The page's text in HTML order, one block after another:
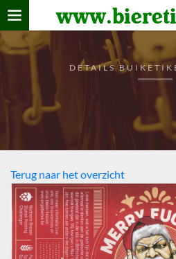
Home
verzamelen
De bierkaart
Bezoekers
DETAILS
Terug naar het overzicht